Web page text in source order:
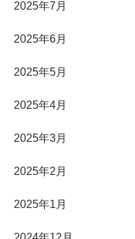
2025年7月
2025年6月
2025年5月
2025年4月
2025年3月
2025年2月
2025年1月